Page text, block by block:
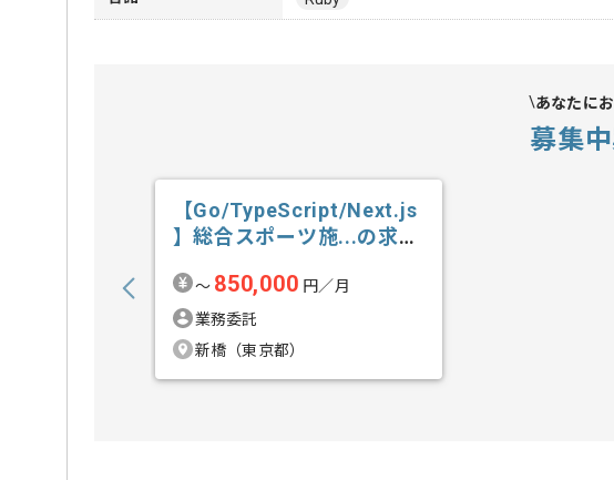
あなたに
募集
【Go/TypeScript/Next.js
】総合スポーツ施...の求
〜 850,000 円／月
業務委託
新橋（東京都）